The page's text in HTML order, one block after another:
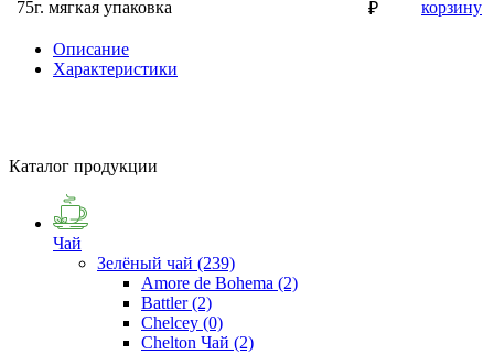
75г. мягкая упаковка
₽
корзину
Описание
Характеристики
Каталог продукции
Чай
Зелёный чай (239)
Amore de Bohema (2)
Battler(2)
Chelcey (0)
Chelton Чай (2)